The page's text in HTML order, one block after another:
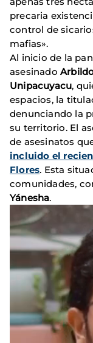
precaria
control de
mafias».
Al inicio de la
asesinado
Unipacuyacu,
espacios, la
denunciando la
su territorio. El
de asesinatos
incluido el
Flores. Esta
comunidades,
Yánesha.